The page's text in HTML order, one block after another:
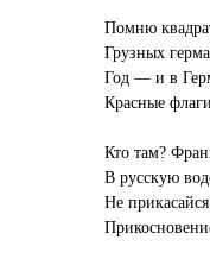
Помню
Грузных
Год — и в
Красные
Кто там?
В русскую
Не